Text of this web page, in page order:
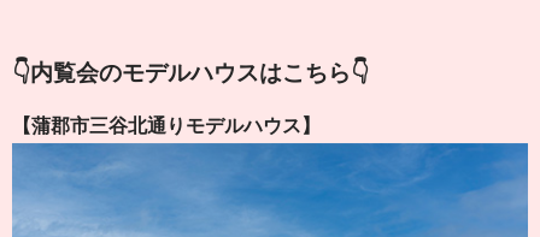
👇内覧会のモデルハウスはこちら👇
【蒲郡市三谷北通りモデルハウス】